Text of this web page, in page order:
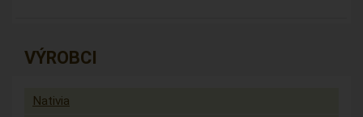
VÝROBCI
Nativia